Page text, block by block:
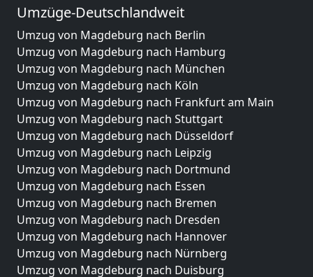
Umzüge-Deutschlandweit
Umzug von Magdeburg nach Berlin
Umzug von Magdeburg nach Hamburg
Umzug von Magdeburg nach München
Umzug von Magdeburg nach Köln
Umzug von Magdeburg nach Frankfurt am Main
Umzug von Magdeburg nach Stuttgart
Umzug von Magdeburg nach Düsseldorf
Umzug von Magdeburg nach Leipzig
Umzug von Magdeburg nach Dortmund
Umzug von Magdeburg nach Essen
Umzug von Magdeburg nach Bremen
Umzug von Magdeburg nach Dresden
Umzug von Magdeburg nach Hannover
Umzug von Magdeburg nach Nürnberg
Umzug von Magdeburg nach Duisburg